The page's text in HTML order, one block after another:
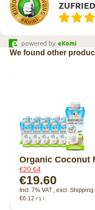
powered by eKomi
We found other
Organic Coconut
€20.64
€19.60
Incl. 7% VAT excl. Shipping
€6.12 / 1 l